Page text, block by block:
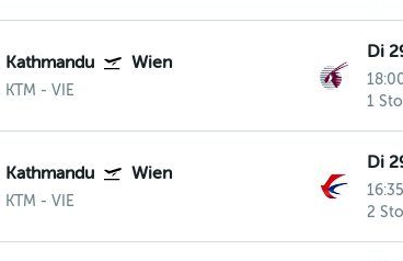
Kathmandu Wien
KTM - VIE
Di
1
Kathmandu Wien
KTM - VIE
Di
16:35
2